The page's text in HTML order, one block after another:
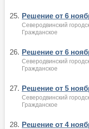
25. Решение от 6
Северодвинский
Гражданское
26. Решение от 6
Северодвинский
Гражданское
27. Решение от 5
Северодвинский
Гражданское
28. Решение от 4